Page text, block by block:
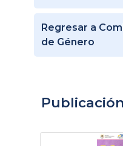
Regresar a
de Género